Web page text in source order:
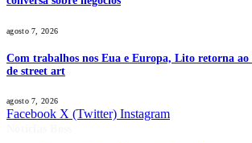
agosto 7, 2026
Com trabalhos nos Eua e Europa, Lito retorna ao
de street art
agosto 7, 2026
Facebook X (Twitter) Instagram